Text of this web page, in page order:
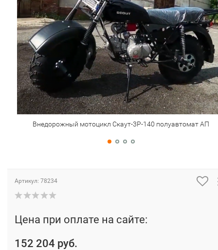
Внедорожный мотоцикл Скаут-3Р-140 полуавтомат АП
Артикул: 78234
Цена при оплате на сайте:
152 204 руб.